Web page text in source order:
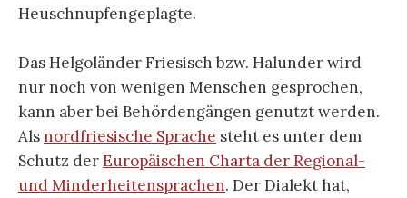
Heuschnupfengeplagte.
Das Helgoländer Friesisch bzw. Halunder wird
nur noch von wenigen Menschen gesprochen,
kann aber bei Behördengängen genutzt werden.
Alsnordfriesische Sprache steht es unter dem
Schutz derEuropäischen Charta der Regional-
und Minderheitensprachen. Der Dialekt hat,